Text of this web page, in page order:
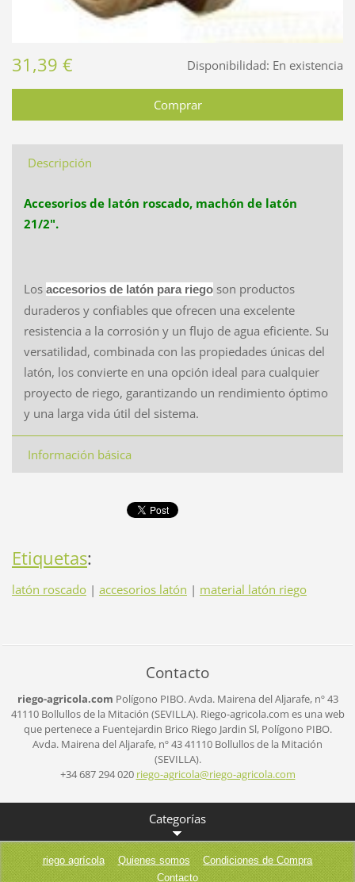
Disponibilidad: En existencia
31,39 €
Descripción
Accesorios de latón roscado, machón de latón
21/2".
Los accesorios de latón para riegoson productos
duraderos y confiables que ofrecen una excelente
resistencia a la corrosión y un flujo de agua eficiente. Su
versatilidad, combinada con las propiedades únicas del
latón, los convierte en una opción ideal para cualquier
proyecto de riego, garantizando un rendimiento óptimo
y una larga vida útil del sistema.
Información básica
Etiquetas:
latón roscado | accesorios latón | material latón riego
Contacto
riego-agricola.com Polígono PIBO.Avda. Mairena del Aljarafe, nº 43
41110 Bollullos de la Mitación (SEVILLA). Riego-agricola.com es una web
que pertenece a Fuentejardin Brico Riego Jardin Sl,Polígono PIBO.
Avda. Mairena del Aljarafe, nº 4341110 Bollullos de la Mitación
(SEVILLA).
+34 687 294 020 riego-agricola@riego-agricola.com
Categorías
riego agrícola Quienes somos
Condiciones de Compra
Contacto